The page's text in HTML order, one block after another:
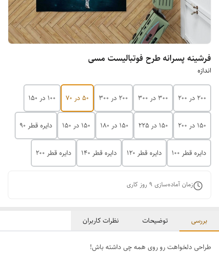
فرشینه پسرانه طرح فوتبالیست مسی
اندازه
200 در 200 300 در 300 200 در 300 50 در 70 100 در 150
150 در 200 150 در 225 150 در 180 150 در 150 دایره قطر 90
دایره قطر 100 دایره قطر 120 دایره قطر 140 دایره قطر 200
زمان آماده‌سازی 9 روز کاری
بررسی توضیحات نظرات کاربران
طراحی دلخواهت رو روی همه چی داشته باش!